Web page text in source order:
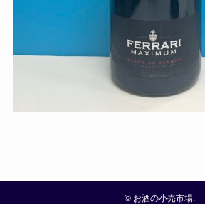
©お酒の小売市場.